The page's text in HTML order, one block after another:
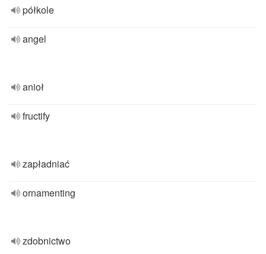
półkole
angel
anioł
fructify
zapładniać
ornamenting
zdobnictwo